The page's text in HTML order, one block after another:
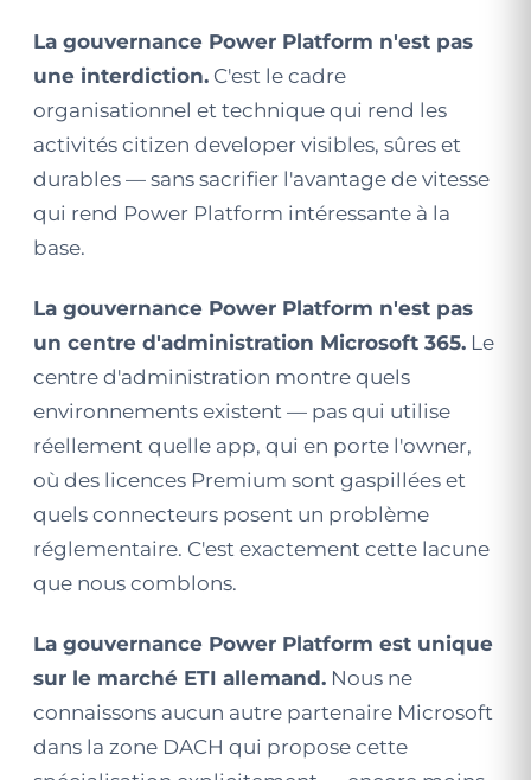
La gouvernance Power Platform n'est pas
une interdiction. C'est le cadre
organisationnel et technique qui rend les
activités citizen developer visibles, sûres et
durables — sans sacrifier l'avantage de vitesse
qui rend Power Platform intéressante à la
base.
La gouvernance Power Platform n'est pas
un centre d'administration Microsoft 365. Le
centre d'administration montre quels
environnements existent — pas qui utilise
réellement quelle app, qui en porte l'owner,
où des licences Premium sont gaspillées et
quels connecteurs posent un problème
réglementaire. C'est exactement cette lacune
que nous comblons.
La gouvernance Power Platform est unique
sur le marché ETI allemand. Nous ne
connaissons aucun autre partenaire Microsoft
dans la zone DACH qui propose cette